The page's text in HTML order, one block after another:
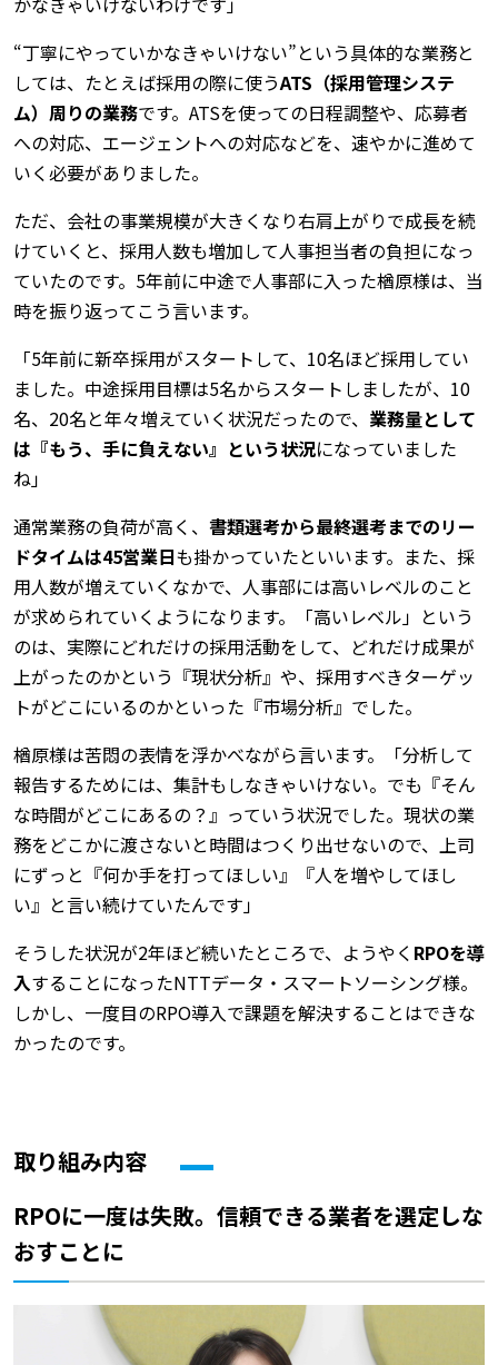
“丁寧にやっていかなきゃいけない”という具体的な業務と
しては、たとえば採用の際に使うATS（採用管理システ
ム）周りの業務です。ATSを使っての日程調整や、応募者
への対応、エージェントへの対応などを、速やかに進めて
いく必要がありました。
ただ、会社の事業規模が大きくなり右肩上がりで成長を続
けていくと、採用人数も増加して人事担当者の負担になっ
ていたのです。5年前に中途で人事部に入った楢原様は、当
時を振り返ってこう言います。
「5年前に新卒採用がスタートして、10名ほど採用してい
ました。中途採用目標は5名からスタートしましたが、10
名、20名と年々増えていく状況だったので、 業務量として
は『もう、手に負えない』という状況になっていました
ね」
通常業務の負荷が高く、 書類選考から最終選考までのリー
ドタイムは45営業日も掛かっていたといいます。また、採
用人数が増えていくなかで、人事部には高いレベルのこと
が求められていくようになります。「高いレベル」という
のは、実際にどれだけの採用活動をして、どれだけ成果が
上がったのかという『現状分析』や、採用すべきターゲッ
トがどこにいるのかといった『市場分析』でした。
楢原様は苦悶の表情を浮かべながら言います。「分析して
報告するためには、集計もしなきゃいけない。でも『そん
な時間がどこにあるの？』っていう状況でした。現状の業
務をどこかに渡さないと時間はつくり出せないので、上司
にずっと『何か手を打ってほしい』『人を増やしてほし
い』と言い続けていたんです」
そうした状況が2年ほど続いたところで、ようやく RPOを導
入することになったNTTデータ・スマートソーシング様。
しかし、一度目のRPO導入で課題を解決することはできな
かったのです。
取り組み内容
RPOに一度は失敗。信頼できる業者を選定しな
おすことに